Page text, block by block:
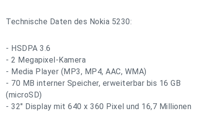
Technische Daten des Nokia 5230:
- HSDPA 3.6
- 2 Megapixel-Kamera
- Media Player (MP3, MP4, AAC, WMA)
- 70 MB interner Speicher, erweiterbar bis 16 GB
(microSD)
- 32" Display mit 640 x 360 Pixel und 16,7 Millionen